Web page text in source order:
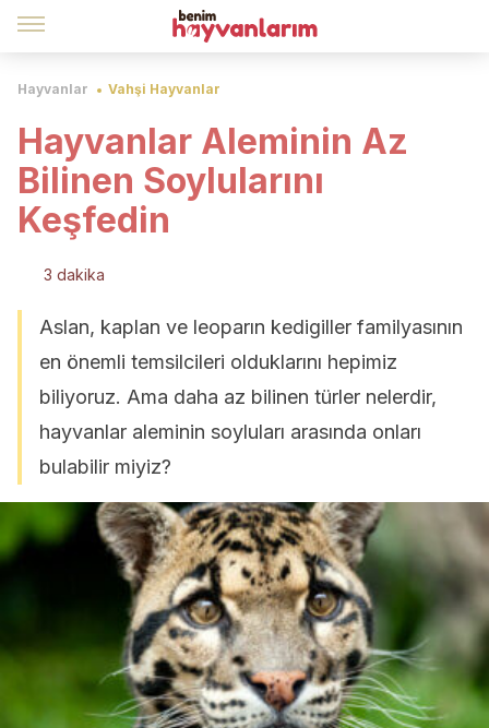
Hayvanlar Vahşi Hayvanlar
Hayvanlar Aleminin Az
Bilinen Soylularını
Keşfedin
3 dakika
Aslan, kaplan ve leoparın kedigiller familyasının
en önemli temsilcileri olduklarını hepimiz
biliyoruz. Ama daha az bilinen türler nelerdir,
hayvanlar aleminin soyluları arasında onları
bulabilir miyiz?